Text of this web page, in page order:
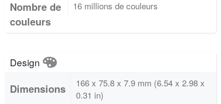
Nombre de
couleurs
16 millions de couleurs
Design
Dimensions
166 x 75.8 x 7.9 mm (6.54 x 2.98 x
0.31 in)